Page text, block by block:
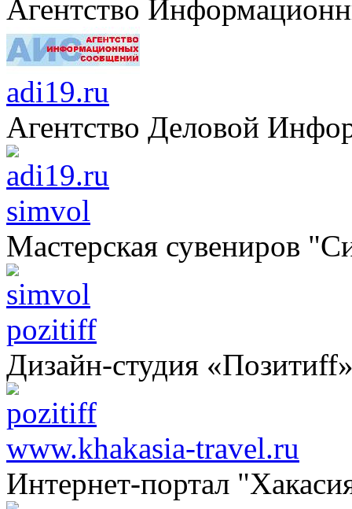
Агентство
adi19.ru
Агентство Деловой
simvol
Мастерская сувениров
pozitiff
Дизайн-студия
www.khakasia-travel.ru
Интернет-портал